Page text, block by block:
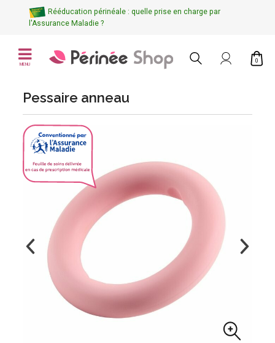
Rééducation périnéale : quelle prise en charge par
l'Assurance Maladie ?
MENU
0
Pessaire anneau